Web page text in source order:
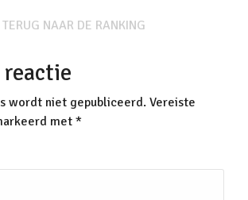
TERUG NAAR DE RANKING
reactie
wordt niet gepubliceerd. Vereiste
met *